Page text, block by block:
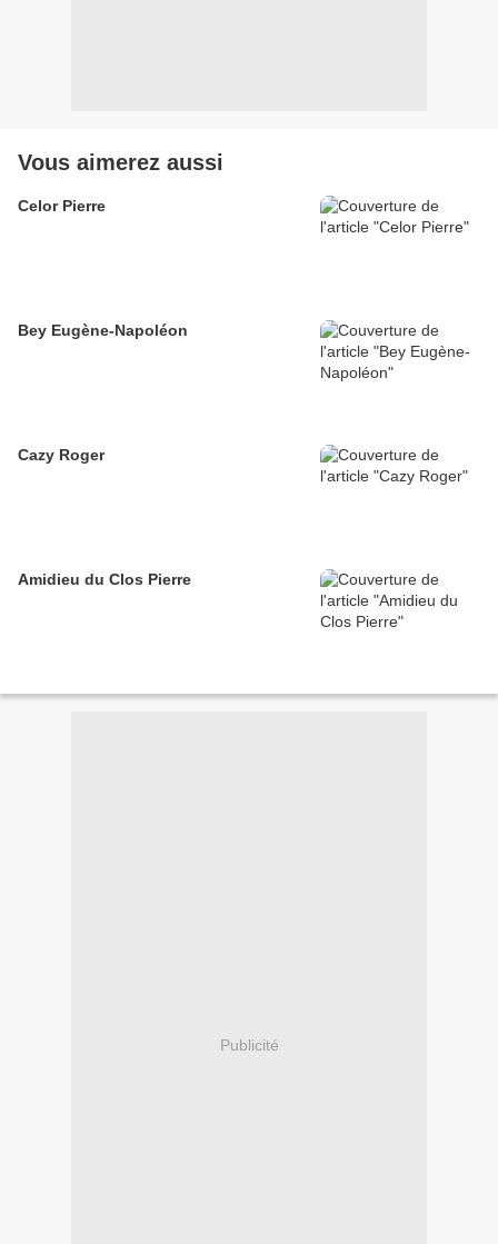
Vous aimerez aussi
Celor Pierre
Bey Eugène-Napoléon
Cazy Roger
Amidieu du Clos Pierre
Publicité